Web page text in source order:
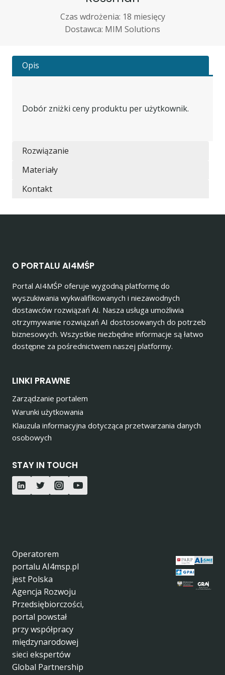
Czas wdrożenia: 18 miesięcy
Dostawca: MIM Solutions
Opis
Dobór zniżki ceny produktu per użytkownik.
Rozwiązanie
Materiały
Kontakt
O PORTALU AI4MŚP
Portal AI4MŚP oferuje wygodną platformę do
wyszukiwania wykwalifikowanych i niezawodnych
dostawców rozwiązań AI. Nasza usługa umożliwia
otrzymywanie rozwiązań AI dostosowanych do potrzeb
biznesowych. Wszystkie niezbędne informacje są łatwo
dostępne za pośrednictwem naszej platformy.
LINKI PRAWNE
Zarządzanie portalem
Warunki użytkowania
Klauzula informacyjna dotycząca przetwarzania danych
osobowych
STAY IN TOUCH
Operatorem
portalu AI4msp.pl
jest Polska
Agencja Rozwoju
Przedsiębiorczości,
portal powstał
przy współpracy
międzynarodowej
sieci ekspertów
Global Partnership